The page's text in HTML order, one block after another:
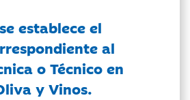
establece el
al
o Técnico en
y Vinos.